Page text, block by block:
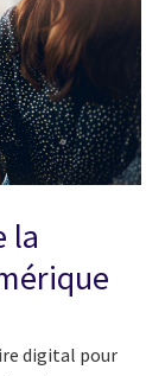
la
digital pour